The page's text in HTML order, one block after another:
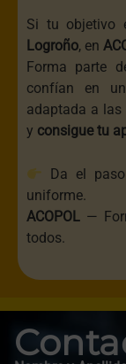
Si tu objetivo
Logroño, en
Forma parte
confían en
adaptada a las
y consigue tu
Da el
uniforme.
ACOPOL —
todos.